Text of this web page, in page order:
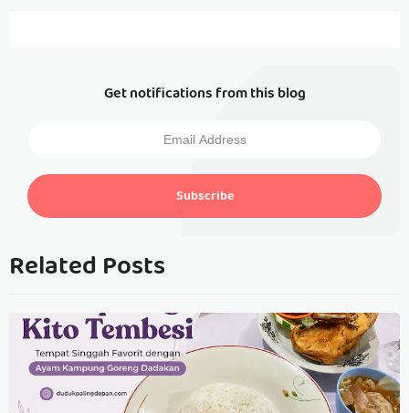
Get notifications from this blog
Subscribe
Related Posts